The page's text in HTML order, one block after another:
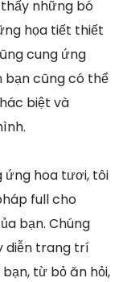
những bó
họa tiết thiết
cung ứng
bạn cũng có thể
biệt và
ứng hoa tươi, tôi
full cho
bạn. Chúng
diễn trang trí
từ bỏ ăn hỏi,